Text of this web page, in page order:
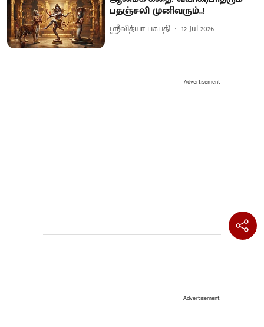
பதஞ்சலி முனிவரும்..!
ஸ்ரீவித்யா பசுபதி 12 Jul 2026
Advertisement
Advertisement